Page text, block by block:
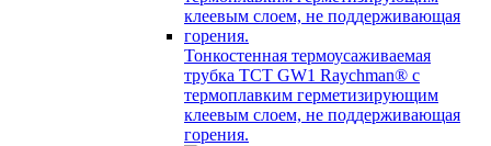
Тонкостенная термоусаживаемая
трубка TCT GW1 Raychman® с
термоплавким герметизирующим
клеевым слоем, не поддерживающая
горения.